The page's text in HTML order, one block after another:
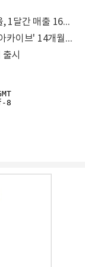
[모바일 게임 매출 순위] 1월 신작 에버소울, 1달간 매출 165억원 기록
[모바일 게임 매출 순위] 2월 1주차, '블루 아카이브' 14개월만에 톱10 복귀
시